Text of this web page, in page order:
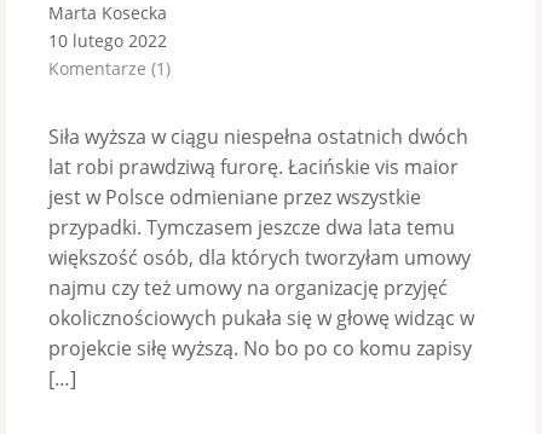
Marta Kosecka
10 lutego 2022
Komentarze (1)
Siła wyższa w ciągu niespełna ostatnich dwóch
lat robi prawdziwą furorę. Łacińskie vis maior
jest w Polsce odmieniane przez wszystkie
przypadki. Tymczasem jeszcze dwa lata temu
większość osób, dla których tworzyłam umowy
najmu czy też umowy na organizację przyjęć
okolicznościowych pukała się w głowę widząc w
projekcie siłę wyższą. No bo po co komu zapisy
[…]